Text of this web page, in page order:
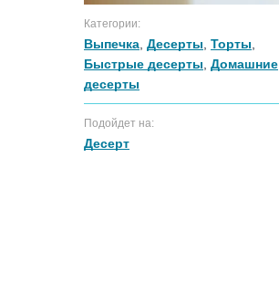
Категории:
Выпечка Десерты Торты
Быстрые десерты Домашние
десерты
Подойдет на:
Десерт